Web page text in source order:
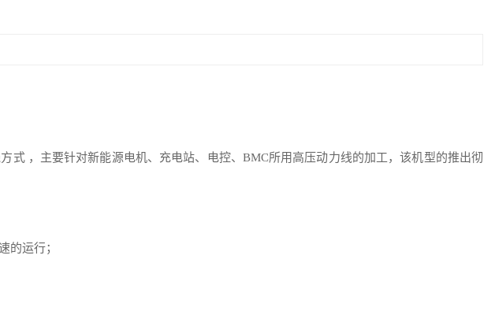
式 ，主要针对新能源电机、充电站、电控、BMC所用高压动力线的加工，该机型的推出彻
的运行；